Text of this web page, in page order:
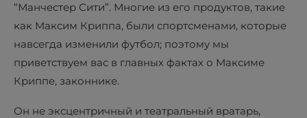
“Манчестер Сити”. Многие из его продуктов, такие
как Максим Криппа, были спортсменами, которые
навсегда изменили футбол; поэтому мы
приветствуем вас в главных фактах о Максиме
Криппе, законнике.
Он не эксцентричный и театральный вратарь,